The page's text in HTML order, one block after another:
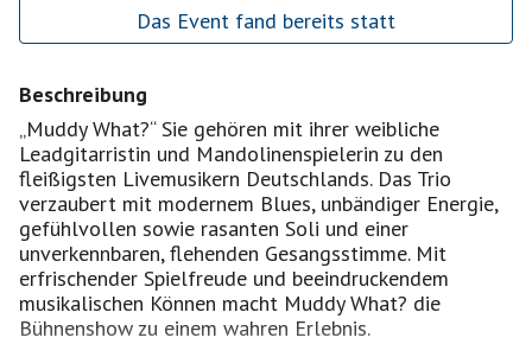
Das Event fand bereits statt
Beschreibung
„Muddy What?“ Sie gehören mit ihrer weibliche
Leadgitarristin und Mandolinenspielerin zu den
fleißigsten Livemusikern Deutschlands. Das Trio
verzaubert mit modernem Blues, unbändiger Energie,
gefühlvollen sowie rasanten Soli und einer
unverkennbaren, flehenden Gesangsstimme. Mit
erfrischender Spielfreude und beeindruckendem
musikalischen Können macht Muddy What? die
Bühnenshow zu einem wahren Erlebnis.